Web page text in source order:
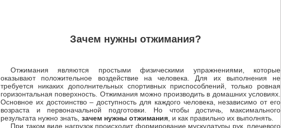
Зачем нужны отжимания?
Отжимания являются простыми физическими упражнениями, которые
оказывают положительное воздействие на человека. Для их выполнения не
требуется никаких дополнительных спортивных приспособлений, только ровная
горизонтальная поверхность. Отжимания можно производить в домашних условиях.
Основное их достоинство – доступность для каждого человека, независимо от его
возраста и первоначальной подготовки. Но чтобы достичь, максимального
результата нужно знать, зачем нужны отжимания , и как правильно их выполнять.
При таком виде нагрузок происходит формирование мускулатуры рук, плечевого